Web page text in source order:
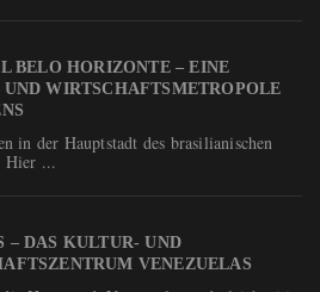
BELO HORIZONTE – EINE
WIRTSCHAFTSMETROPOLE
in der Hauptstadt des brasilianischen
Hier ...
– DAS KULTUR- UND
VENEZUELAS